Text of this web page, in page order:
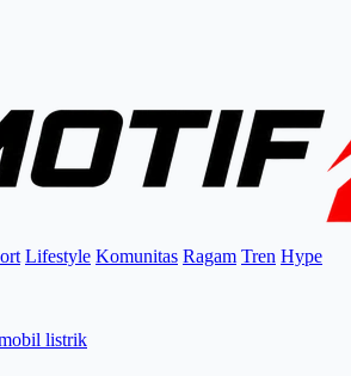
Lifestyle Komunitas Ragam Tren Hype
listrik